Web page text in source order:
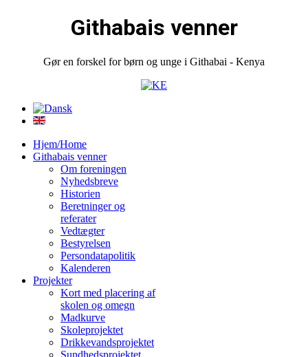
Githabais venner
Gør en forskel for børn og unge i Githabai - Kenya
Hjem/Home
Githabais venner
Om foreningen
Nyhedsbreve
Historien
Beretninger og
referater
Vedtægter
Bestyrelsen
Persondatapolitik
Kalenderen
Projekter
Kort med placering af
skolen og omegn
Madkurve
Skoleprojektet
Drikkevandsprojektet
Sundhedsprojektet